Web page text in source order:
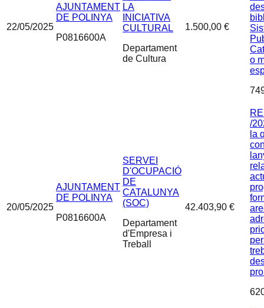
22/05/2025
AJUNTAMENT
DE POLINYA
P0816600A
LA
INICIATIVA
CULTURAL
Departament
de Cultura
1.500,00 €
o
20/05/2025
AJUNTAMENT
DE POLINYA
P0816600A
SERVEI
D'OCUPACIÓ
DE
CATALUNYA
(SOC)
Departament
d'Empresa i
Treball
42.403,90 €
/
la